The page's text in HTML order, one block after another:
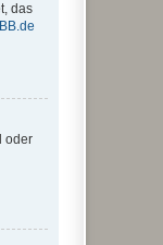
das
oder